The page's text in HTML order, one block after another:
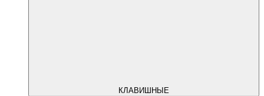
КЛАВИШНЫЕ